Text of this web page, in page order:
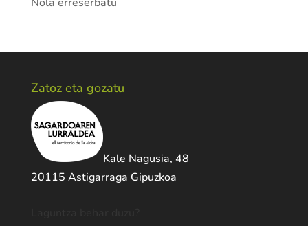
Zatoz eta gozatu
Kale Nagusia, 48
20115 Astigarraga Gipuzkoa